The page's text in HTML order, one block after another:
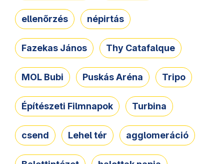
ellenőrzés népirtás
Fazekas János Thy Catafalque
MOL Bubi Puskás Aréna Tripo
Építészeti Filmnapok Turbina
csend Lehel tér agglomeráció